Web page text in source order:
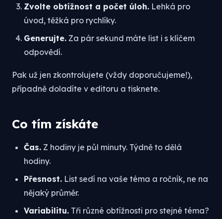
Zvolte obtížnost a počet úloh. Lehká pro
úvod, těžká pro rychlíky.
Generujte. Za pár sekund máte list i s klíčem
odpovědí.
Pak už jen zkontrolujete (vždy doporučujeme!),
případně doladíte v editoru a tisknete.
Co tím získáte
Čas. Z hodiny je půl minuty. Týdně to dělá
hodiny.
Přesnost. List sedí na vaše téma a ročník, ne na
nějaký průměr.
Variabilitu. Tři různé obtížnosti pro stejné téma?